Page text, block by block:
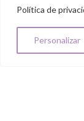
Política de
Personalizar
Respeita-te